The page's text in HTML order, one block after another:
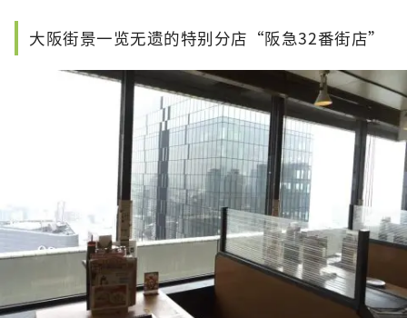
大阪街景一览无遗的特别分店“阪急32番街店”